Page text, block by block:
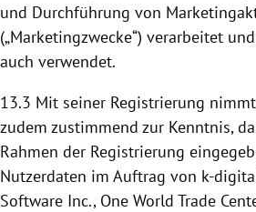
und Durchführung von
(„Marketingzwecke“) verarbeitet
auch verwendet.
13.3 Mit seiner Registrierung
zudem zustimmend zur Kenntnis,
Rahmen der Registrierung
Nutzerdaten im Auftrag von k-
Software Inc., One World Trade